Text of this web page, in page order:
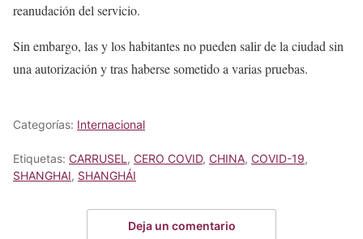
reanudación del servicio.
Sin embargo, las y los habitantes no pueden salir de la ciudad sin
una autorización y tras haberse sometido a varias pruebas.
Categorías: Internacional
Etiquetas: CARRUSEL , CERO COVID, CHINA, COVID-19,
SHANGHAI, SHANGHÁI
Deja un comentario